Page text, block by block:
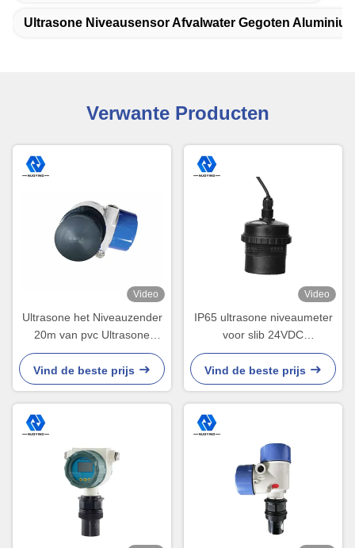
Ultrasone Niveausensor Afvalwater Gegoten
Verwante Producten
Video
Ultrasone het Niveauzender
20m van pvc Ultrasone
Vloeibare Vlakke Maat Hoge
Precisie
Vind de beste prijs
Video
IP65 ultrasone niveaumeter
voor slib 24VDC
onderhoudsvrij
Vind de beste prijs